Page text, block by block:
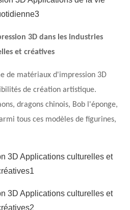
3D dans les industries
et créatives
de matériaux d'impression 3D
de création artistique.
dragons chinois, Bob l'éponge,
tous ces modèles de figurines,